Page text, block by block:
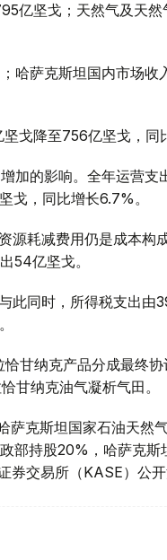
亿坚戈；天然气及天
哈萨克斯坦国内市场收
戈降至756亿坚戈，同
加的影响。全年运营支
戈，同比增长6.7%。
耗减费用仍是成本构
54亿坚戈。
此同时，所得税支出由
恰甘纳克产品分成最终
甘纳克油气凝析气田。
克斯坦国家石油天然
部持股20%，哈萨克斯
交易所（KASE）公开